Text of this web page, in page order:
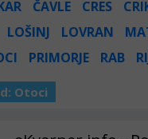
ČAVLE CRES
LOŠINJ LOVRAN
PRIMORJE RAB
Otoci